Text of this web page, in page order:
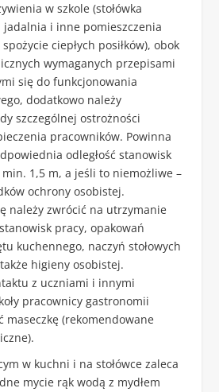
w szkole (stołówka
jadalnia i inne pomieszczenia
ciepłych posiłków), obok
wymaganych przepisami
się do funkcjonowania
dodatkowo należy
szczególnej ostrożności
pracowników. Powinna
odległość stanowisk
1,5 m, a jeśli to niemożliwe –
ochrony osobistej.
należy zwrócić na utrzymanie
pracy, opakowań
kuchennego, naczyń stołowych
higieny osobistej.
z uczniami i innymi
pracownicy gastronomii
maseczkę (rekomendowane
w kuchni i na stołówce zaleca
mycie rąk wodą z mydłem